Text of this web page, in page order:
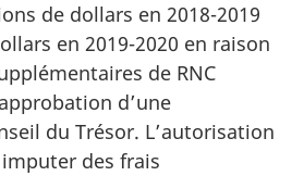
de dollars en 2018-2019
en 2019-2020 en raison
de RNC
d’une
du Trésor. L’autorisation
des frais